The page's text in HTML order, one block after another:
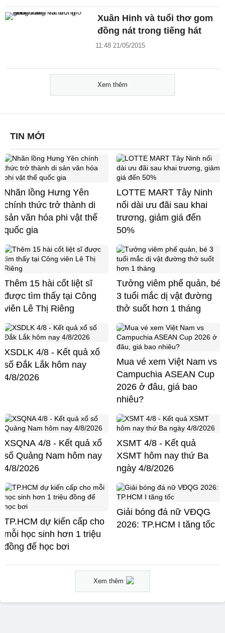
Xuân Hinh và tuổi thơ gom
đồng nát trong tiếng hát
11:48 21/05/2015
Xem thêm
TIN MỚI
Nhãn lồng Hưng Yên
chính thức trở thành di
sản văn hóa phi vật thể
quốc gia
LOTTE MART Tây Ninh
nối dài ưu đãi sau khai
trương, giảm giá đến
50%
Thêm 15 hài cốt liệt sĩ
được tìm thấy tại Công
viên Lê Thị Riêng
Tưởng viêm phế quản, bé
3 tuổi mắc dị vật đường
thở suốt hơn 1 tháng
XSDLK 4/8 - Kết quả xổ
số Đắk Lắk hôm nay
4/8/2026
Mua vé xem Việt Nam vs
Campuchia ASEAN Cup
2026 ở đâu, giá bao
nhiêu?
XSQNA 4/8 - Kết quả xổ
số Quảng Nam hôm nay
4/8/2026
XSMT 4/8 - Kết quả
XSMT hôm nay thứ Ba
ngày 4/8/2026
TP.HCM dự kiến cấp cho
mỗi học sinh hơn 1 triệu
đồng để học bơi
Giải bóng đá nữ VĐQG
2026: TP.HCM I tăng tốc
Xem thêm